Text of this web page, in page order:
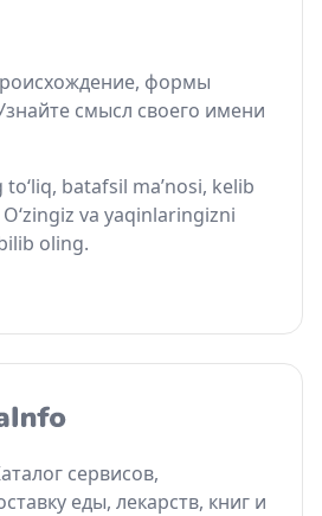
формы
смысл своего имени
batafsil ma’nosi, kelib
va yaqinlaringizni
oling.
сервисов,
еды, лекарств, книг и